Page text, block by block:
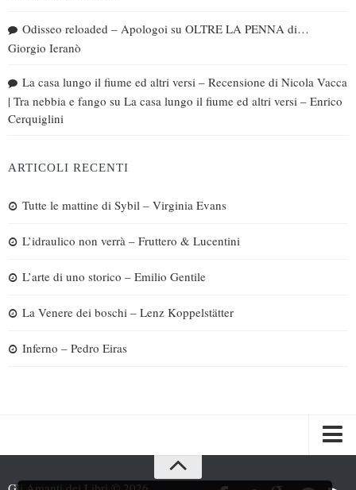
Odisseo reloaded – Apologoi su OLTRE LA PENNA di…
Giorgio Ieranò
La casa lungo il fiume ed altri versi – Recensione di Nicola Vacca
| Tra nebbia e fango su La casa lungo il fiume ed altri versi – Enrico
Cerquiglini
ARTICOLI RECENTI
Tutte le mattine di Sybil – Virginia Evans
L’idraulico non verrà – Fruttero & Lucentini
L’arte di uno storico – Emilio Gentile
La Venere dei boschi – Lenz Koppelstätter
Inferno – Pedro Eiras